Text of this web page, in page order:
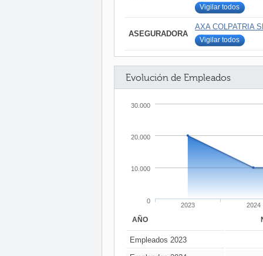
Vigilar todos
ASEGURADORA
AXA COLPATRIA
Vigilar todos
Evolución de Empleados
2023 2024
0
10.000
20.000
30.000
AÑO
Empleados 2023